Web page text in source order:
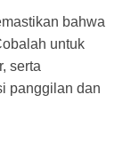
bahwa
untuk
serta
panggilan dan